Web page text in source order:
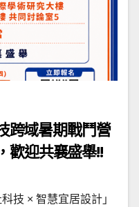
跨域暑期戰鬥營
歡迎共襄盛舉!!
技 × 智慧宜居設計」